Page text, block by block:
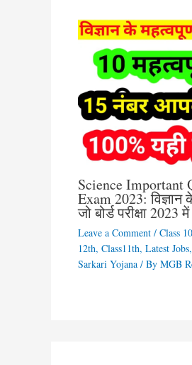
Science Important
Exam 2023: विज्ञान
जो बोर्ड परीक्षा
Leave a Comment / Class
12th, Class11th, Latest Jobs,
Sarkari Yojana/ By MGB